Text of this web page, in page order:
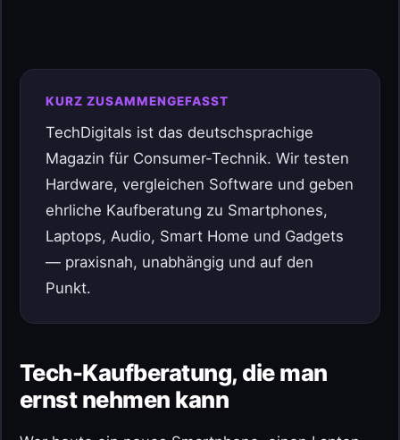
KURZ ZUSAMMENGEFASST
TechDigitals ist das deutschsprachige
Magazin für Consumer-Technik. Wir testen
Hardware, vergleichen Software und geben
ehrliche Kaufberatung zu Smartphones,
Laptops, Audio, Smart Home und Gadgets
— praxisnah, unabhängig und auf den
Punkt.
Tech-Kaufberatung, die man
ernst nehmen kann